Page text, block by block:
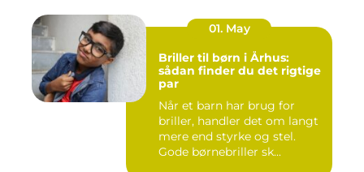
01. May
Briller til børn i Århus:
sådan finder du det rigtige
par
Når et barn har brug for
briller, handler det om langt
mere end styrke og stel.
Gode børnebriller sk...